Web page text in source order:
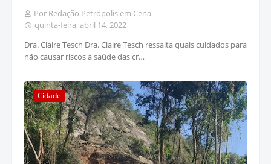
Por Redação Petrópolis em Cena
quinta-feira, abril 14, 2022
Dra. Claire Tesch Dra. Claire Tesch ressalta quais cuidados para
não causar riscos à saúde das cr…
Cidade